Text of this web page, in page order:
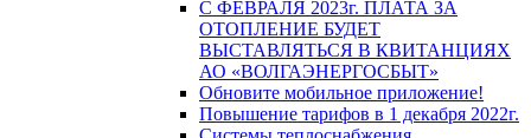
С ФЕВРАЛЯ 2023г. ПЛАТА ЗА
ОТОПЛЕНИЕ БУДЕТ
ВЫСТАВЛЯТЬСЯ В КВИТАНЦИЯХ
АО «ВОЛГАЭНЕРГОСБЫТ»
Обновите мобильное приложение!
Повышение тарифов в 1 декабря 2022г.